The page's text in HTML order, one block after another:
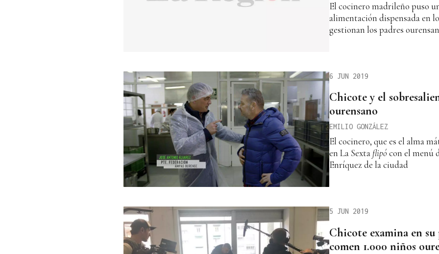
El cocinero madrileño puso
alimentación dispensada en
gestionan los padres
6 JUN 2019
Chicote y el
ourensano
EMILIO GONZÁLEZ
El cocinero, que es el alma
en La Sexta flipó con el menú
Enríquez de la ciudad
5 JUN 2019
Chicote examina en
comen 1.000 niños